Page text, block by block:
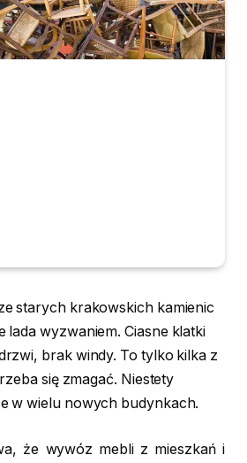
starych krakowskich kamienic
lada wyzwaniem. Ciasne klatki
brak windy. To tylko kilka z
się zmagać. Niestety
w wielu nowych budynkach.
że wywóz mebli z mieszkań i